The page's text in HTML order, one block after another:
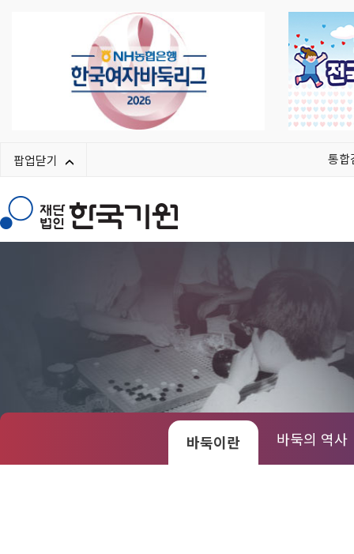
팝업닫기 통합
바둑이란 바둑의 역사